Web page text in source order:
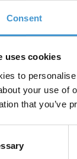
Consent
uses cookies
to
your use of
that you’ve
til å
forbedre
verdien
Denne
synligheten